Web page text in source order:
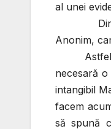
al unei
Din
Anonim,
necesară
intangibil
facem
să spună